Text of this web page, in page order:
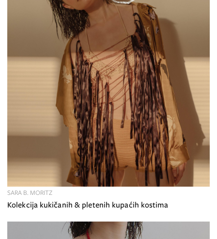
Kolekcija kukičanih & pletenih kupaćih kostima
SARA B. MORITZ